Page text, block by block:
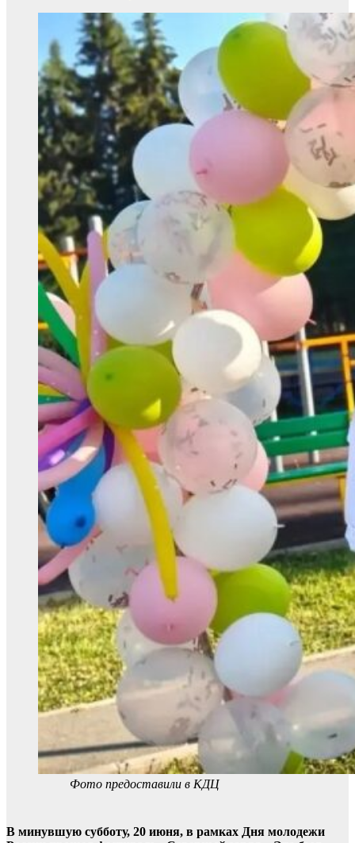
Фото предоставили в КДЦ
В минувшую субботу, 20 июня, в рамках Дня молодежи